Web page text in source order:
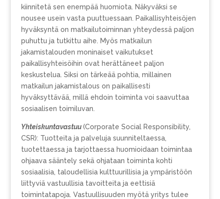
kiinnitetä sen enempää huomiota. Näkyväksi se
nousee usein vasta puuttuessaan. Paikallisyhteisöjen
hyväksyntä on matkailutoiminnan yhteydessä paljon
puhuttu ja tutkittu aihe. Myös matkailun
jakamistalouden moninaiset vaikutukset
paikallisyhteisöihin ovat herättäneet paljon
keskustelua. Siksi on tärkeää pohtia, millainen
matkailun jakamistalous on paikallisesti
hyväksyttävää, millä ehdoin toiminta voi saavuttaa
sosiaalisen toimiluvan.
Yhteiskuntavastuu (Corporate Social Responsibility,
CSR): Tuotteita ja palveluja suunniteltaessa,
tuotettaessa ja tarjottaessa huomioidaan toimintaa
ohjaava sääntely sekä ohjataan toiminta kohti
sosiaalisia, taloudellisia kulttuurillisia ja ympäristöön
liittyviä vastuullisia tavoitteita ja eettisiä
toimintatapoja. Vastuullisuuden myötä yritys tulee